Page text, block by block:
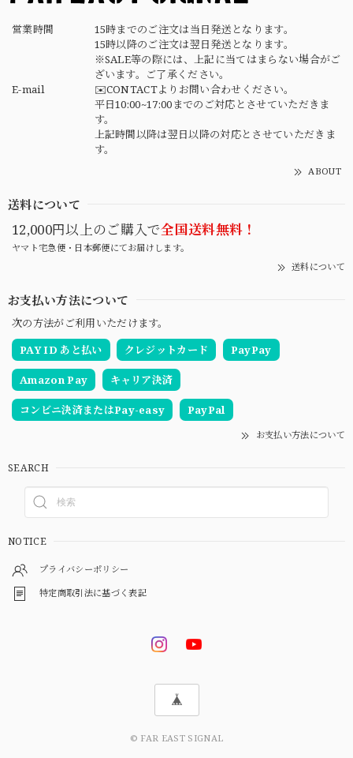
営業時間
15時までのご注文は当日発送となります。
15時以降のご注文は翌日発送となります。
※SALE等の際には、上記に当てはまらない場合がご
ざいます。ご了承ください。
E-mail
✉️CONTACTよりお問い合わせください。
平日10:00~17:00までのご対応とさせていただきま
す。
上記時間以降は翌日以降の対応とさせていただきま
す。
ABOUT
送料について
12,000円以上のご購入で全国送料無料！
ヤマト宅急便・日本郵便にてお届けします。
送料について
お支払い方法について
次の方法がご利用いただけます。
PAY ID あと払い
クレジットカード PayPay
Amazon Pay キャリア決済
コンビニ決済またはPay-easy PayPal
お支払い方法について
SEARCH
NOTICE
プライバシーポリシー
特定商取引法に基づく表記
© FAR EAST SIGNAL